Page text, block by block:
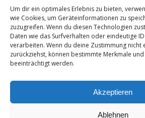
Um dir ein optimales Erlebnis zu bieten,
wie Cookies, um Geräteinformationen zu
zuzugreifen. Wenn du diesen Technologien
Daten wie das Surfverhalten oder eindeutige
verarbeiten. Wenn du deine Zustimmung nicht
zurückziehst, können bestimmte Merkmale
beeinträchtigt werden.
Akzeptieren
Ablehnen
KONTAKTDETAILS
VfL 1861 e.V. Traben-Trarbach
Neue Rathausstr. 18
56841 Traben-Trarbach
E-Mail: info@vfl-traben-trarbach.de